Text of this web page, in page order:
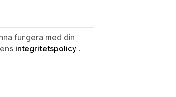
fungera med din
integritetspolicy .